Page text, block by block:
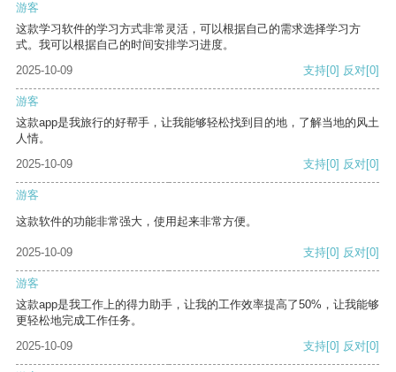
游客
这款学习软件的学习方式非常灵活，可以根据自己的需求选择学习方
式。我可以根据自己的时间安排学习进度。
2025-10-09
支持[0] 反对[0]
游客
这款app是我旅行的好帮手，让我能够轻松找到目的地，了解当地的风土
人情。
2025-10-09
支持[0] 反对[0]
游客
这款软件的功能非常强大，使用起来非常方便。
2025-10-09 支持[0] 反对[0]
游客
这款app是我工作上的得力助手，让我的工作效率提高了50%，让我能够
更轻松地完成工作任务。
2025-10-09
支持[0] 反对[0]